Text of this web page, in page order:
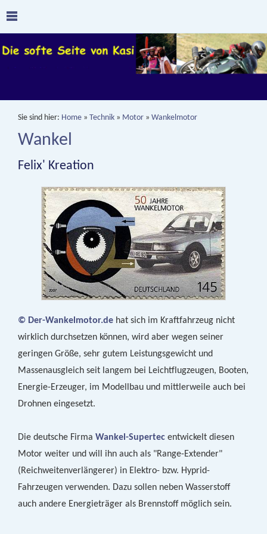
Sie sind hier: Home » Technik » Motor » Wankelmotor
Wankel
Felix' Kreation
© Der-Wankelmotor.de hat sich im Kraftfahrzeug nicht
wirklich durchsetzen können, wird aber wegen seiner
geringen Größe, sehr gutem Leistungsgewicht und
Massenausgleich seit langem bei Leichtflugzeugen, Booten,
Energie-Erzeuger, im Modellbau und mittlerweile auch bei
Drohnen eingesetzt.
Die deutsche Firma Wankel-Supertec entwickelt diesen
Motor weiter und will ihn auch als "Range-Extender"
(Reichweitenverlängerer) in Elektro- bzw. Hyprid-
Fahrzeugen verwenden. Dazu sollen neben Wasserstoff
auch andere Energieträger als Brennstoff möglich sein.